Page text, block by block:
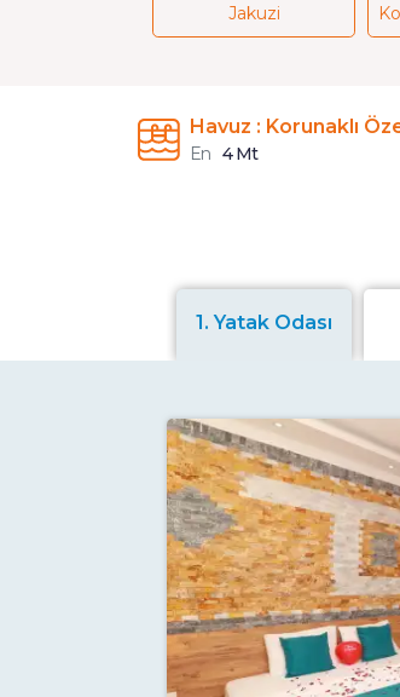
Jakuzi
Havuz : Korunaklı
En 4 Mt
1. Yatak Odası